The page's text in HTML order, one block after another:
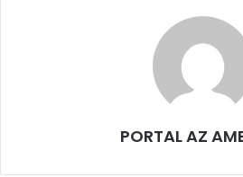
PORTAL AZ